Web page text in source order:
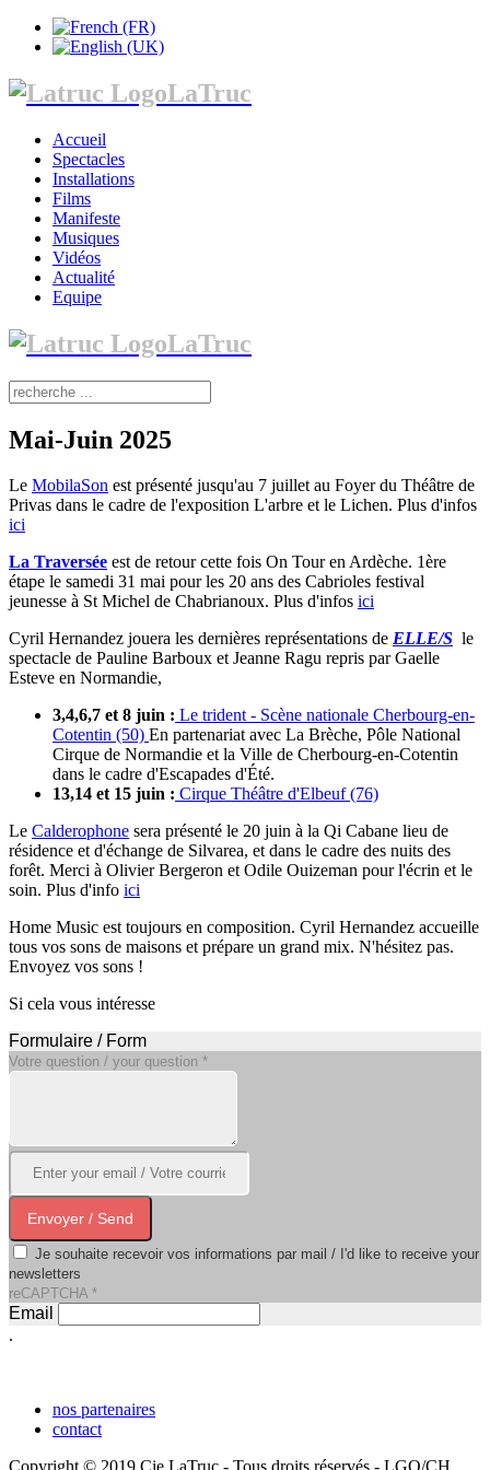
LaTruc
Accueil
Spectacles
Installations
Films
Manifeste
Musiques
Vidéos
Actualité
Equipe
LaTruc
Mai-Juin 2025
Le MobilaSon est présenté jusqu'au 7 juillet au Foyer du Théâtre de
Privas dans le cadre de l'exposition L'arbre et le Lichen. Plus d'infos
ici
La Traversée est de retour cette fois On Tour en Ardèche. 1ère
étape le samedi 31 mai pour les 20 ans des Cabrioles festival
jeunesse à St Michel de Chabrianoux. Plus d'infos ici
Cyril Hernandez jouera les dernières représentations de ELLE/S le
spectacle de Pauline Barboux et Jeanne Ragu repris par Gaelle
Esteve en Normandie,
3,4,6,7 et 8 juin : Le trident - Scène nationale Cherbourg-en-
Cotentin (50) En partenariat avec La Brèche, Pôle National
Cirque de Normandie et la Ville de Cherbourg-en-Cotentin
dans le cadre d'Escapades d'Été.
13,14 et 15 juin : Cirque Théâtre d'Elbeuf (76)
Le Calderophone sera présenté le 20 juin à la Qi Cabane lieu de
résidence et d'échange de Silvarea, et dans le cadre des nuits des
forêt. Merci à Olivier Bergeron et Odile Ouizeman pour l'écrin et le
soin. Plus d'info ici
Home Music est toujours en composition. Cyril Hernandez accueille
tous vos sons de maisons et prépare un grand mix. N'hésitez pas.
Envoyez vos sons !
Si cela vous intéresse
Formulaire / Form
Votre question / your question *
Envoyer / Send
Je souhaite recevoir vos informations par mail / I'd like to receive your
newsletters
reCAPTCHA *
Email
.
nos partenaires
contact